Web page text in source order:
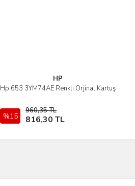
HP
Hp 653 3YM74AE Renkli Orjinal Kartuş
%15
960,35 TL
816,30 TL
İncele
Sepete Ekle